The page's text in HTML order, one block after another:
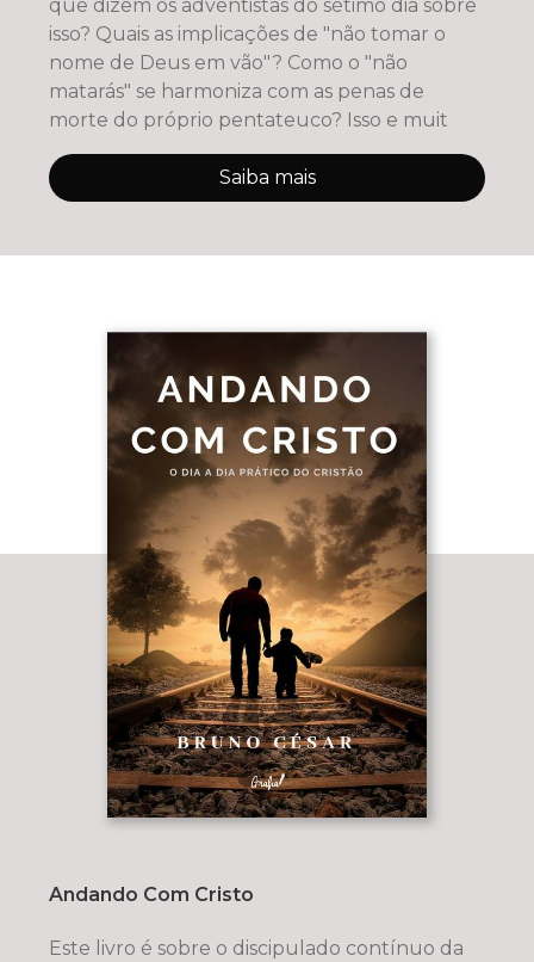
que dizem os adventistas do sétimo dia sobre
isso? Quais as implicações de "não tomar o
nome de Deus em vão"? Como o "não
matarás" se harmoniza com as penas de
morte do próprio pentateuco? Isso e muit
Saiba mais
Andando Com Cristo
Este livro é sobre o discipulado contínuo da